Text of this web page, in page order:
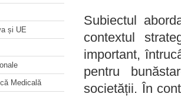
și UE
Medicală
Subiectul
contextul
important,
pentru
societății. În